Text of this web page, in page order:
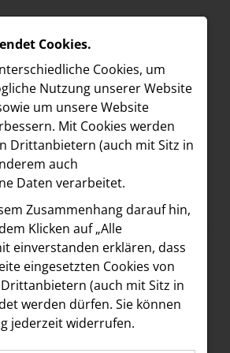
ernennt
zur
Cookies.
Cookies, um
Nutzung unserer Website
um unsere Website
Mit Cookies werden
Drittanbietern (auch mit Sitz in
auch
Daten verarbeitet.
Zusammenhang darauf hin,
Klicken auf „Alle
ein­ver­standen erklären, dass
eingesetzten Cookies von
(auch mit Sitz in
werden dürfen. Sie können
jederzeit widerrufen.